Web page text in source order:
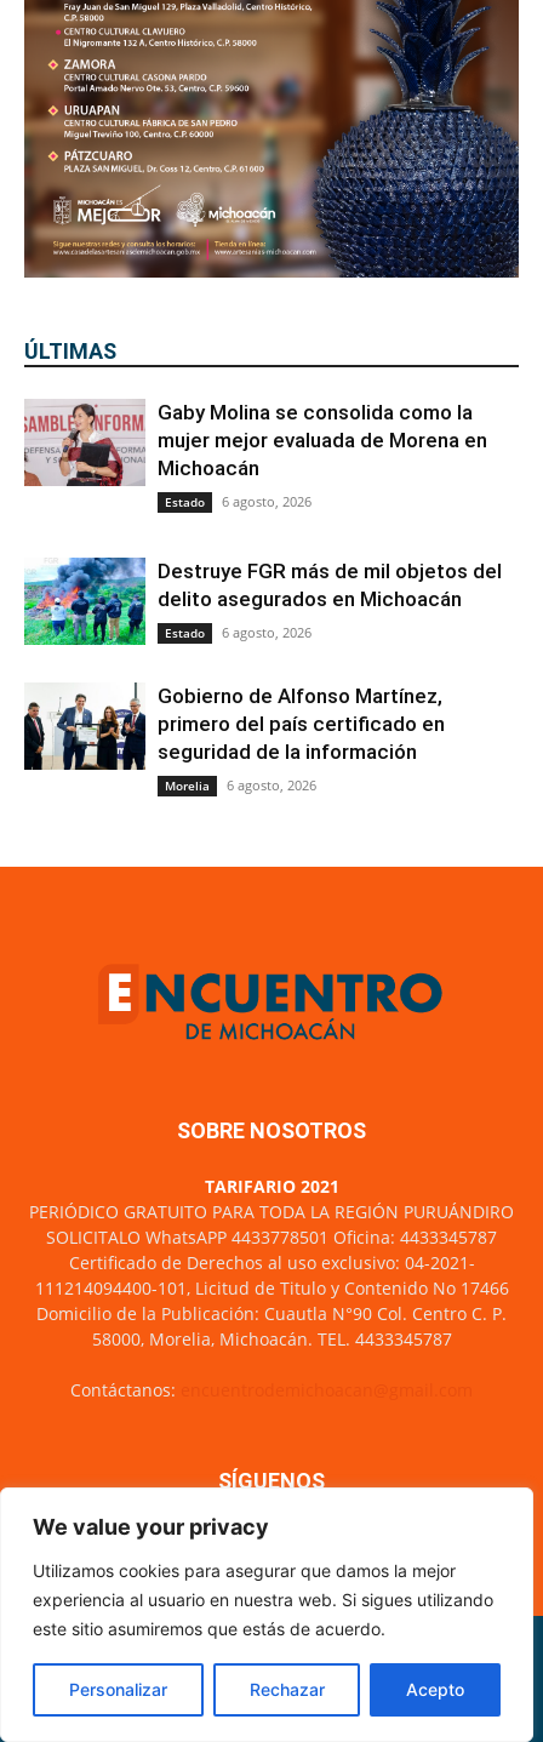
We value your privacy
Utilizamos cookies para asegurar que damos la mejor
experiencia al usuario en nuestra web. Si sigues utilizando
este sitio asumiremos que estás de acuerdo.
Personalizar Rechazar Acepto
ÚLTIMAS
Gaby Molina se consolida como la
mujer mejor evaluada de Morena en
Michoacán
Estado 6 agosto, 2026
Destruye FGR más de mil objetos del
delito asegurados en Michoacán
Estado 6 agosto, 2026
Gobierno de Alfonso Martínez,
primero del país certificado en
seguridad de la información
Morelia 6 agosto, 2026
SOBRE NOSOTROS
TARIFARIO 2021
PERIÓDICO GRATUITO PARA TODA LA REGIÓN PURUÁNDIRO
SOLICITALO WhatsAPP 4433778501 Oficina: 4433345787
Certificado de Derechos al uso exclusivo: 04-2021-
111214094400-101, Licitud de Titulo y Contenido No 17466
Domicilio de la Publicación: Cuautla N°90 Col. Centro C. P.
58000, Morelia, Michoacán. TEL. 4433345787
Contáctanos:
SÍGUENOS
Nosotros
CÓDIGO DE ÉTICA PERIODÍSTICA
XML Sitemap
© Encuentro de Michoacán - 2021